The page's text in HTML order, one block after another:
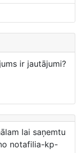
ir jautājumi?
lai saņemtu
notafilia-kp-